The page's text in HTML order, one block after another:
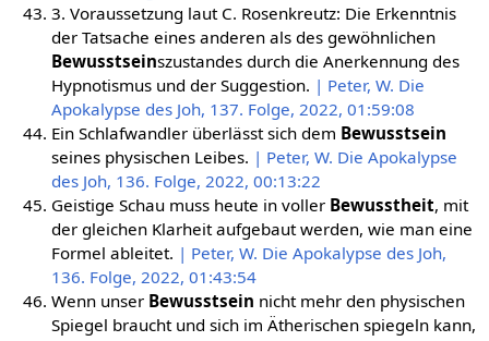
3. Voraussetzung laut C. Rosenkreutz: Die Erkenntnis
der Tatsache eines anderen als des gewöhnlichen
Bewusstseinszustandes durch die Anerkennung des
Hypnotismus und der Suggestion. | Peter, W. Die
Apokalypse des Joh, 137. Folge, 2022, 01:59:08
Ein Schlafwandler überlässt sich dem Bewusstsein
seines physischen Leibes. | Peter, W. Die Apokalypse
des Joh, 136. Folge, 2022, 00:13:22
Geistige Schau muss heute in voller Bewusstheit, mit
der gleichen Klarheit aufgebaut werden, wie man eine
Formel ableitet. | Peter, W. Die Apokalypse des Joh,
136. Folge, 2022, 01:43:54
Wenn unser Bewusstsein nicht mehr den physischen
Spiegel braucht und sich im Ätherischen spiegeln kann,